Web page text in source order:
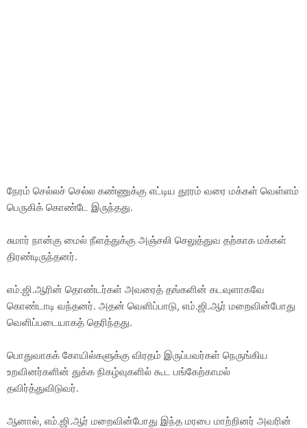
நேரம் செல்லச் செல்ல கண்ணுக்கு எட்டிய தூரம் வரை மக்கள் வெள்ளம்
பெருகிக் கொண்டே இருந்தது.
சுமார் நான்கு மைல் நீளத்துக்கு அஞ்சலி செலுத்துவ தற்காக மக்கள்
திரண்டிருந்தனர்.
எம்.ஜி.ஆரின் தொண்டர்கள் அவரைத் தங்களின் கடவுளாகவே
கொண்டாடி வந்தனர். அதன் வெளிப்பாடு, எம்.ஜி.ஆர் மறைவின்போது
வெளிப்படையாகத் தெரிந்தது.
பொதுவாகக் கோயில்களுக்கு விரதம் இருப்பவர்கள் நெருங்கிய
உறவினர்களின் துக்க நிகழ்வுகளில் கூட பங்கேற்காமல்
தவிர்த்துவிடுவர்.
ஆனால், எம்.ஜி.ஆர் மறைவின்போது இந்த மரபை மாற்றினர் அவரின்